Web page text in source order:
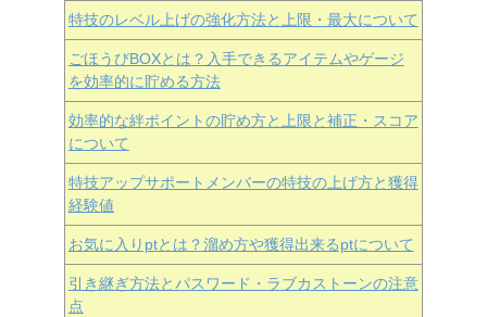
特技のレベル上げの強化方法と上限・最大について
ごほうびBOXとは？入手できるアイテムやゲージ
を効率的に貯める方法
効率的な絆ポイントの貯め方と上限と補正・スコア
について
特技アップサポートメンバーの特技の上げ方と獲得
経験値
お気に入りptとは？溜め方や獲得出来るptについて
引き継ぎ方法とパスワード・ラブカストーンの注意
点